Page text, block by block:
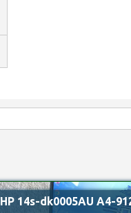
HP 14s-dk0005AU A4-